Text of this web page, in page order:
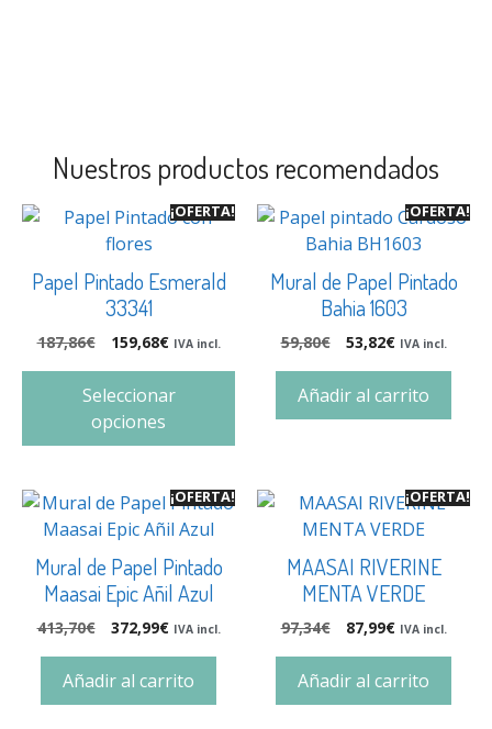
Nuestros productos recomendados
¡OFERTA!
Papel Pintado Esmerald
33341
187,86€ 159,68€ IVA incl.
Seleccionar
opciones
¡OFERTA!
Mural de Papel Pintado
Bahia 1603
59,80€ 53,82€ IVA incl.
Añadir al carrito
¡OFERTA!
Mural de Papel Pintado
Maasai Epic Añil Azul
413,70€ 372,99€ IVA incl.
Añadir al carrito
¡OFERTA!
MAASAI RIVERINE
MENTA VERDE
97,34€ 87,99€ IVA incl.
Añadir al carrito